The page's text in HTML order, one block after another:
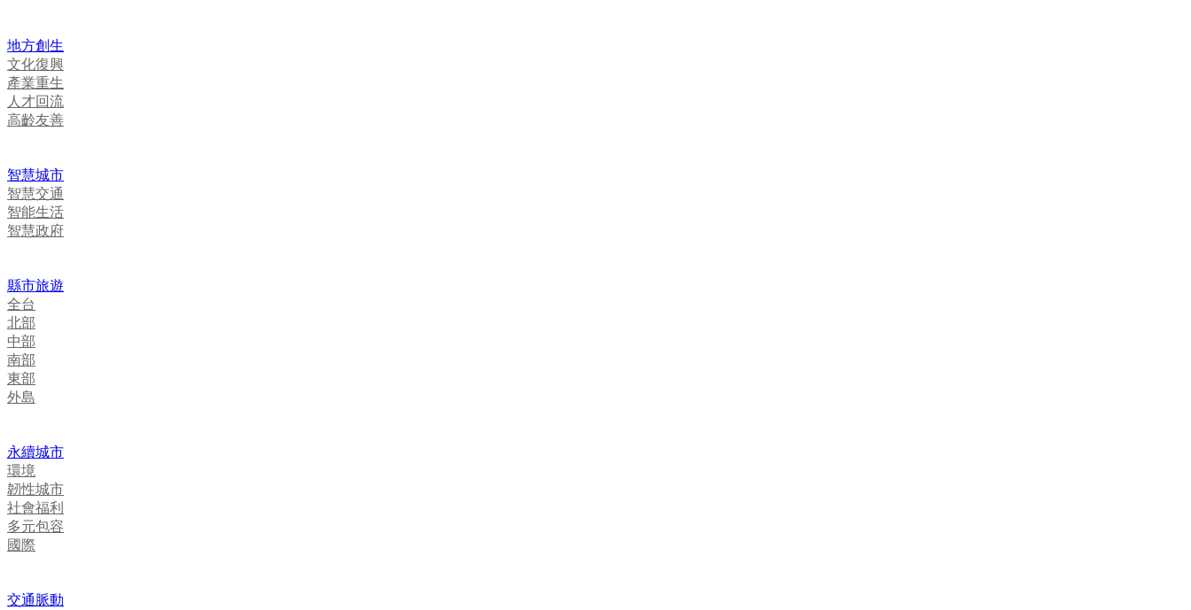
地方創生
文化復興
產業重生
人才回流
高齡友善
智慧城市
智慧交通
智能生活
智慧政府
縣市旅遊
全台
北部
中部
南部
東部
外島
永續城市
環境
韌性城市
社會福利
多元包容
國際
交通脈動